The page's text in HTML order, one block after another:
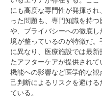
にも高度な専門性が発揮さ
った問題も、専門知識を持
や、プライバシーへの徹底
境が整っているのが特徴だ
に異なり、医療施設では最
たアフターケアが提供され
機能への影響など医学的な
己判断によるリスクを避け
ている。